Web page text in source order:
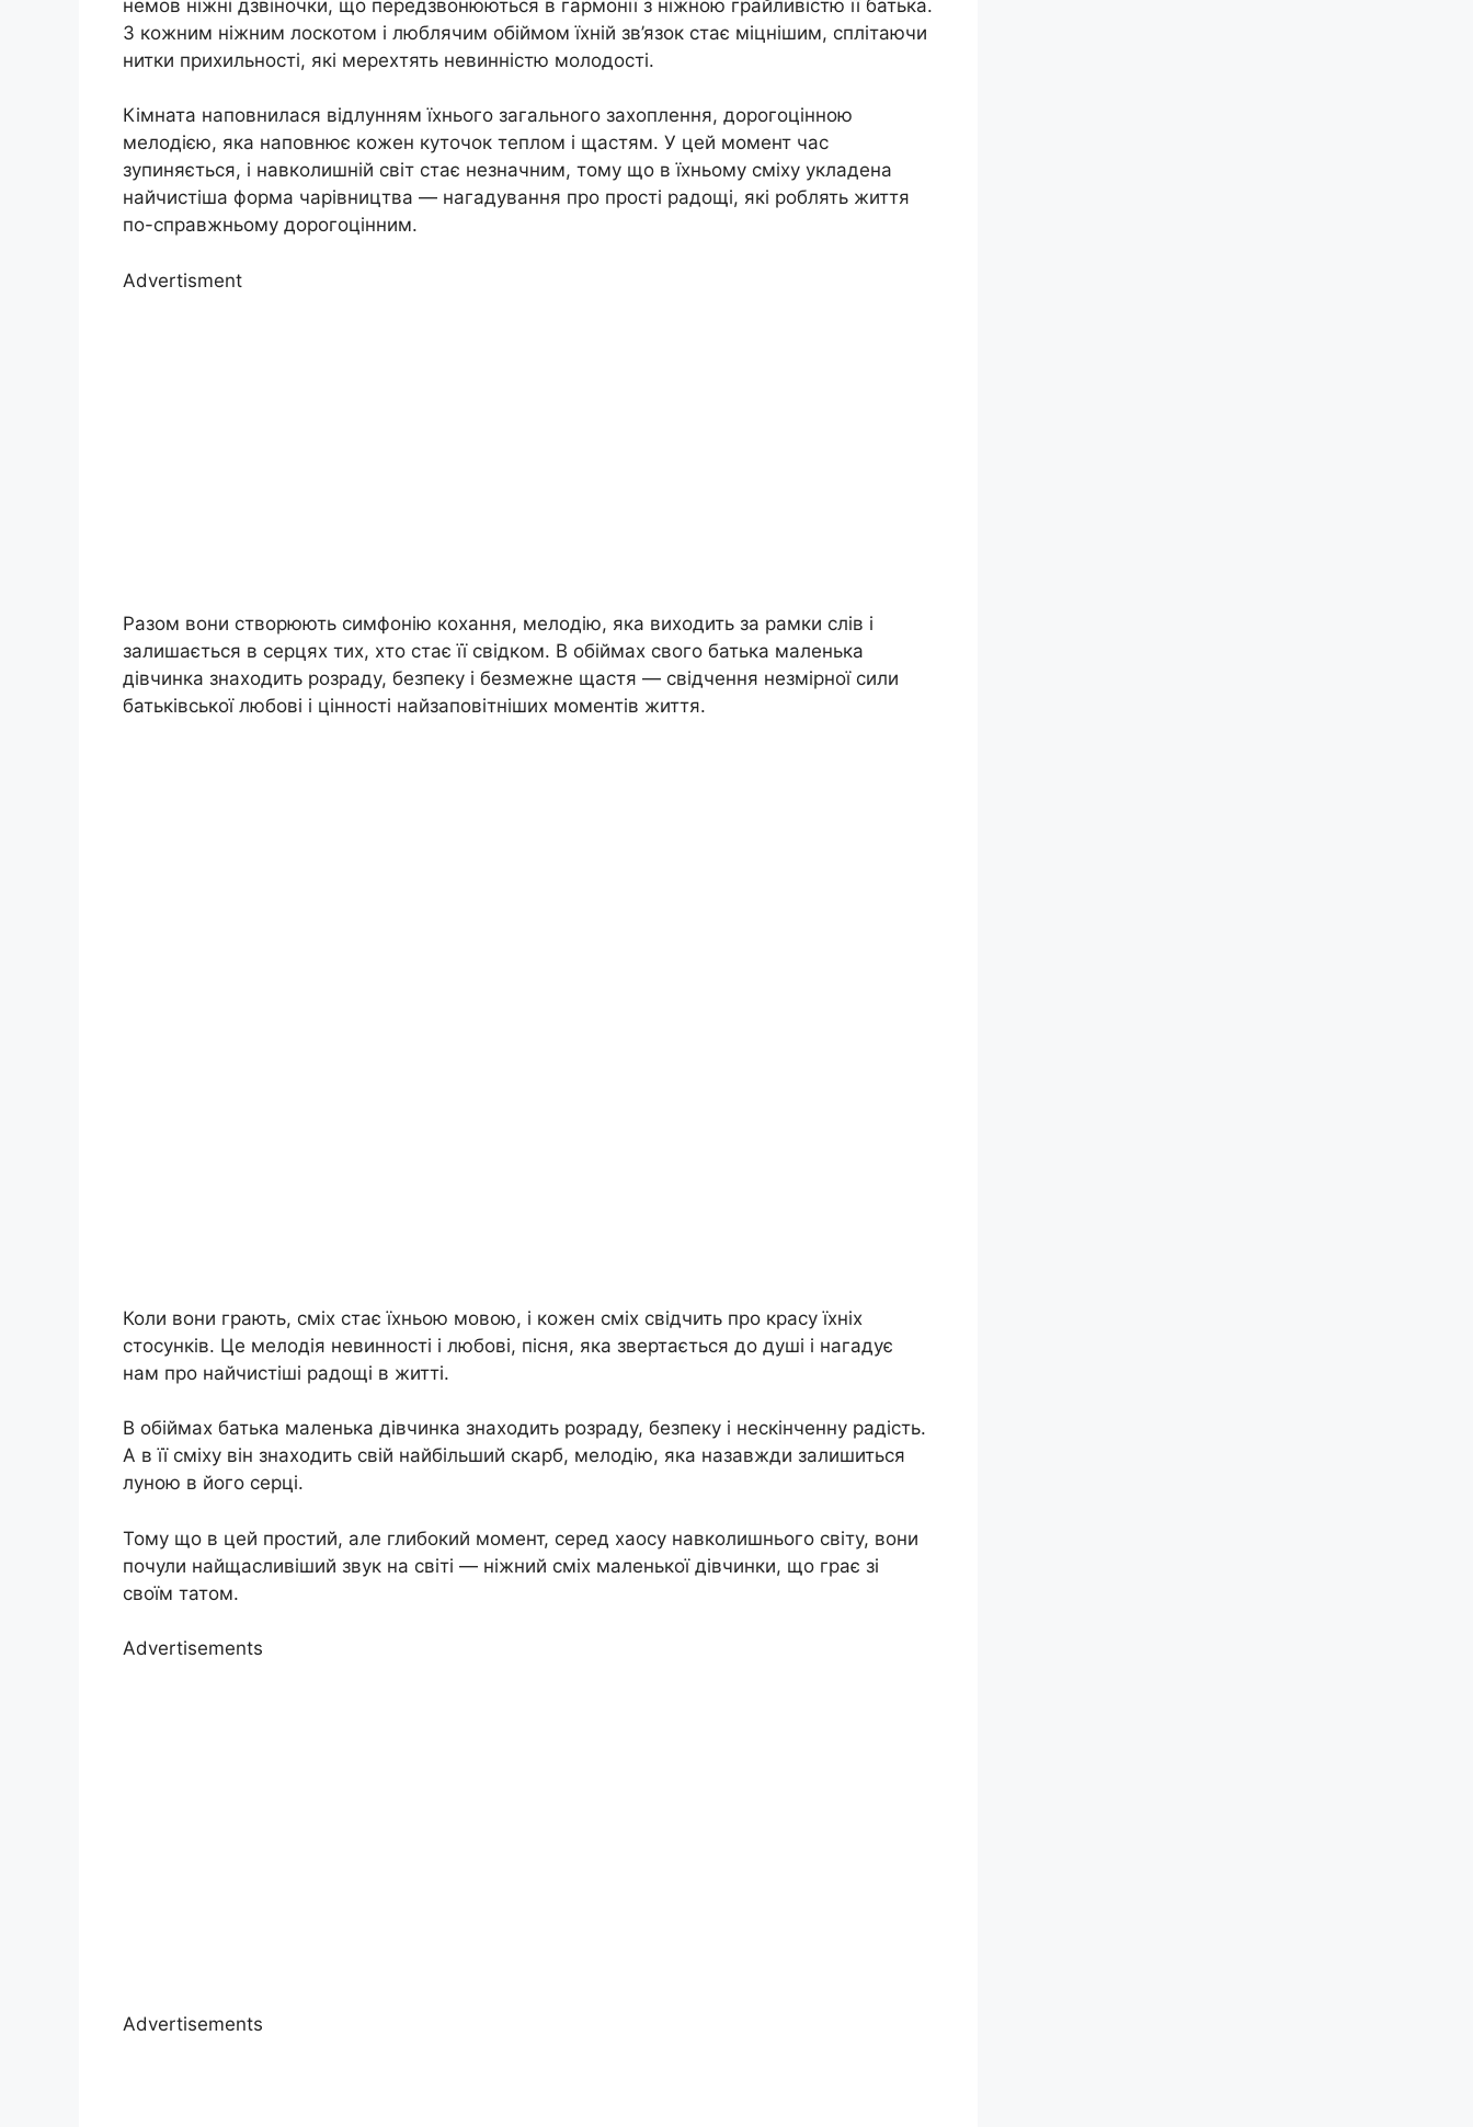
немов ніжні дзвіночки, що передзвонюються в гармонії з ніжною грайливістю її батька.
З кожним ніжним лоскотом і люблячим обіймом їхній зв’язок стає міцнішим, сплітаючи
нитки прихильності, які мерехтять невинністю молодості.
Кімната наповнилася відлунням їхнього загального захоплення, дорогоцінною
мелодією, яка наповнює кожен куточок теплом і щастям. У цей момент час
зупиняється, і навколишній світ стає незначним, тому що в їхньому сміху укладена
найчистіша форма чарівництва — нагадування про прості радощі, які роблять життя
по-справжньому дорогоцінним.
Advertisment
Разом вони створюють симфонію кохання, мелодію, яка виходить за рамки слів і
залишається в серцях тих, хто стає її свідком. В обіймах свого батька маленька
дівчинка знаходить розраду, безпеку і безмежне щастя — свідчення незмірної сили
батьківської любові і цінності найзаповітніших моментів життя.
Коли вони грають, сміх стає їхньою мовою, і кожен сміх свідчить про красу їхніх
стосунків. Це мелодія невинності і любові, пісня, яка звертається до душі і нагадує
нам про найчистіші радощі в житті.
В обіймах батька маленька дівчинка знаходить розраду, безпеку і нескінченну радість.
А в її сміху він знаходить свій найбільший скарб, мелодію, яка назавжди залишиться
луною в його серці.
Тому що в цей простий, але глибокий момент, серед хаосу навколишнього світу, вони
почули найщасливіший звук на світі — ніжний сміх маленької дівчинки, що грає зі
своїм татом.
Advertisements
Advertisements